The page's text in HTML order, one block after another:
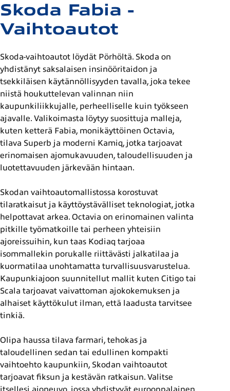
Skoda Fabia -
Vaihtoautot
Skoda-vaihtoautot löydät Pörhöltä. Skoda on
yhdistänyt saksalaisen insinööritaidon ja
tsekkiläisen käytännöllisyyden tavalla, joka tekee
niistä houkuttelevan valinnan niin
kaupunkiliikkujalle, perheelliselle kuin työkseen
ajavalle. Valikoimasta löytyy suosittuja malleja,
kuten ketterä Fabia, monikäyttöinen Octavia,
tilava Superb ja moderni Kamiq, jotka tarjoavat
erinomaisen ajomukavuuden, taloudellisuuden ja
luotettavuuden järkevään hintaan.
Skodan vaihtoautomallistossa korostuvat
tilaratkaisut ja käyttöystävälliset teknologiat, jotka
helpottavat arkea. Octavia on erinomainen valinta
pitkille työmatkoille tai perheen yhteisiin
ajoreissuihin, kun taas Kodiaq tarjoaa
isommallekin porukalle riittävästi jalkatilaa ja
kuormatilaa unohtamatta turvallisuusvarustelua.
Kaupunkiajoon suunnitellut mallit kuten Citigo tai
Scala tarjoavat vaivattoman ajokokemuksen ja
alhaiset käyttökulut ilman, että laadusta tarvitsee
tinkiä.
Olipa haussa tilava farmari, tehokas ja
taloudellinen sedan tai edullinen kompakti
vaihtoehto kaupunkiin, Skodan vaihtoautot
tarjoavat fiksun ja kestävän ratkaisun. Valitse